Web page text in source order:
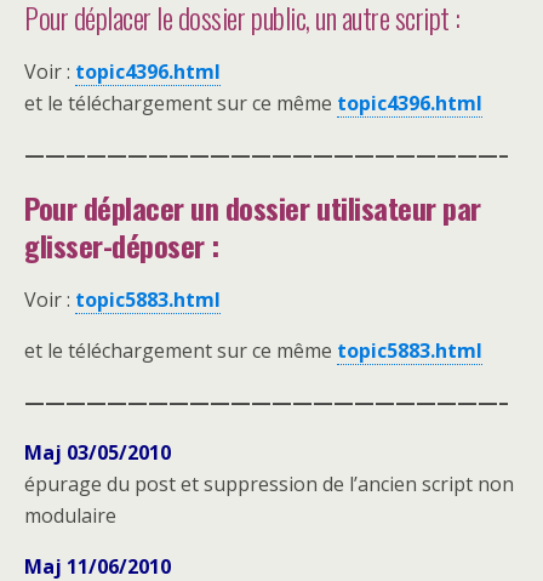
Pour déplacer le dossier public, un autre script :
Voir : topic4396.html
et le téléchargement sur ce même topic4396.html
———————————————————————–
Pour déplacer un dossier utilisateur par
glisser-déposer :
Voir : topic5883.html
et le téléchargement sur ce même topic5883.html
———————————————————————–
Maj 03/05/2010
épurage du post et suppression de l’ancien script non
modulaire
Maj 11/06/2010